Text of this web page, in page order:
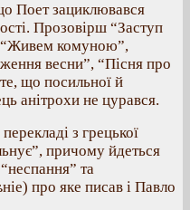
Поет зациклювався
Прозовірш “Заступ
“Живем комуною”,
весни”, “Пісня про
що посильної й
анітрохи не цурався.
з грецької
причому йдеться
та
про яке писав і Павло